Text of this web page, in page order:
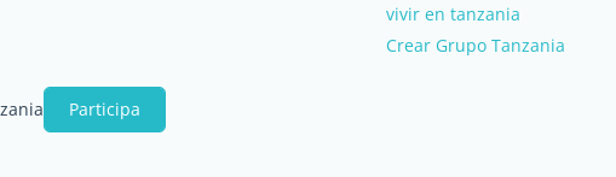
vivir en tanzania
Crear Grupo Tanzania
Participa